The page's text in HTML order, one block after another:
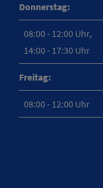
Donnerstag:
08:00 - 12:00 Uhr,
14:00 - 17:30 Uhr
Freitag:
08:00 - 12:00 Uhr